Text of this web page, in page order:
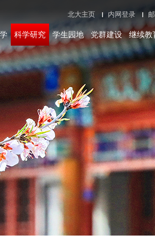
北大主页 内网登录
科学研究 学生园地 党群建设 继续教